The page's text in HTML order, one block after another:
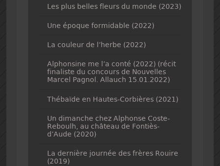
Les plus belles fleurs du monde (2023)
Une époque formidable (2022)
La couleur de l’herbe (2022)
Alphonsine me l’a conté (2022) (récit
finaliste du concours de Nouvelles
Marcel Pagnol. Allauch 15.01.2022)
Thébaïde en Hautes-Corbières (2021)
Un dimanche chez Alphonse Coste-
Reboulh, au château de Fontiès-
d’Aude (2020)
La dernière journée des frères Rouire
(2019)